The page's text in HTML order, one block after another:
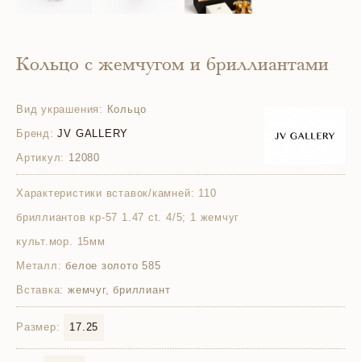
Кольцо с жемчугом и бриллиантами
Вид украшения: Кольцо
Бренд: JV GALLERY
Артикул: 12080
Характеристики вставок/камней: 110
бриллиантов кр-57 1.47 ct. 4/5; 1 жемчуг
культ.мор. 15мм
Металл: белое золото 585
Вставка: жемчуг, бриллиант
Размер: 17.25